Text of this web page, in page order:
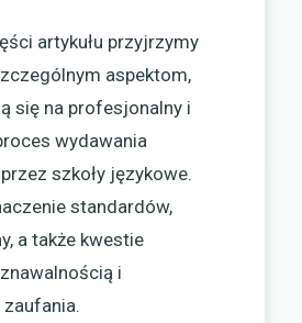
artykułu przyjrzymy
aspektom,
się na profesjonalny i
wydawania
szkoły językowe.
standardów,
a także kwestie
i